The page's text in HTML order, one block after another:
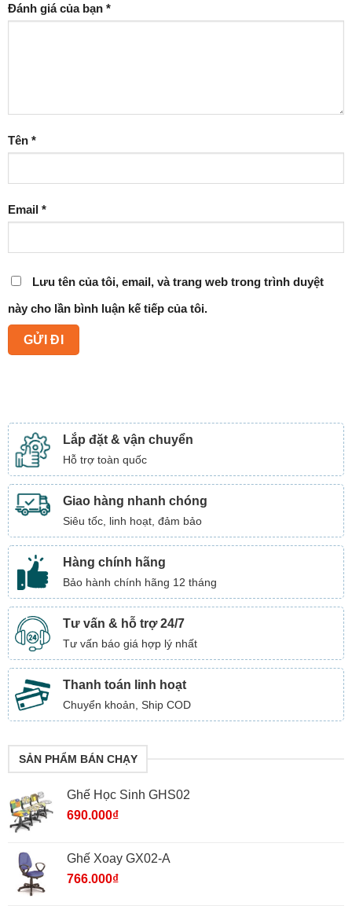
Đánh giá của bạn *
Tên *
Email *
Lưu tên của tôi, email, và trang web trong trình duyệt
này cho lần bình luận kế tiếp của tôi.
Lắp đặt & vận chuyển
Hỗ trợ toàn quốc
Giao hàng nhanh chóng
Siêu tốc, linh hoạt, đảm bảo
Hàng chính hãng
Bảo hành chính hãng 12 tháng
Tư vấn & hỗ trợ 24/7
Tư vấn báo giá hợp lý nhất
Thanh toán linh hoạt
Chuyển khoản, Ship COD
SẢN PHẨM BÁN CHẠY
Ghế Học Sinh GHS02
690.000₫
Ghế Xoay GX02-A
766.000₫